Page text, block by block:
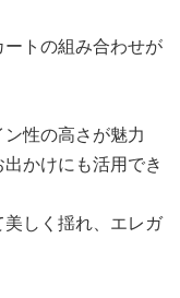
トの組み合わせが
性の高さが魅力
かけにも活用でき
しく揺れ、エレガ